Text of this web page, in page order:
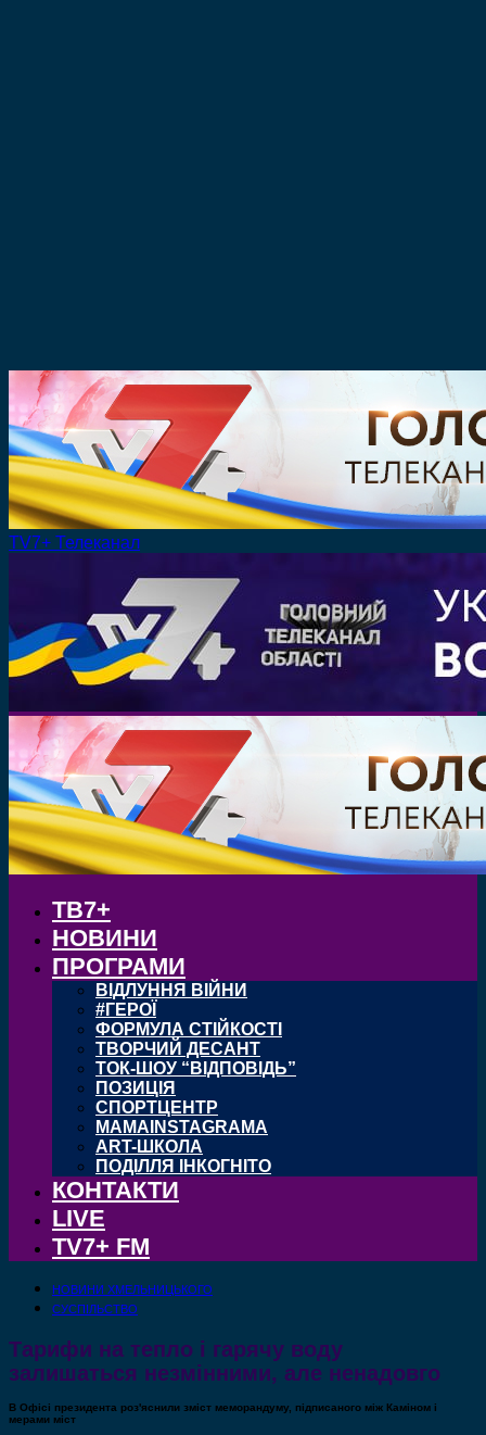
TV7+ Телеканал
ТВ7+
НОВИНИ
ПРОГРАМИ
ВІДЛУННЯ ВІЙНИ
#ГЕРОЇ
ФОРМУЛА СТІЙКОСТІ
ТВОРЧИЙ ДЕСАНТ
ТОК-ШОУ “ВІДПОВІДЬ”
ПОЗИЦІЯ
СПОРТЦЕНТР
MAMAINSTAGRAMA
ART-ШКОЛА
ПОДІЛЛЯ ІНКОГНІТО
КОНТАКТИ
LIVE
TV7+ FM
НОВИНИ ХМЕЛЬНИЦЬКОГО
СУСПІЛЬСТВО
Тарифи на тепло і гарячу воду
залишаться незмінними, але ненадовго
В Офісі президента роз'яснили зміст меморандуму, підписаного між Каміном і
мерами міст